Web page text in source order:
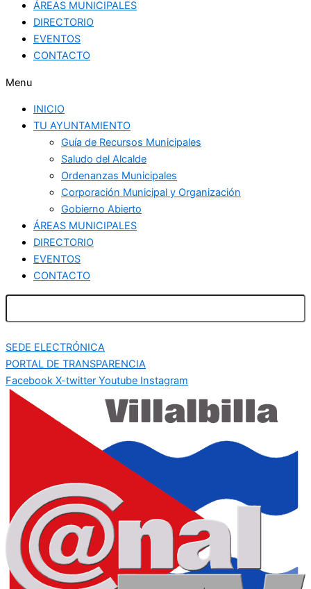
ÁREAS MUNICIPALES
DIRECTORIO
EVENTOS
CONTACTO
Menu
INICIO
TU AYUNTAMIENTO
Guía de Recursos Municipales
Saludo del Alcalde
Ordenanzas Municipales
Corporación Municipal y Organización
Gobierno Abierto
ÁREAS MUNICIPALES
DIRECTORIO
EVENTOS
CONTACTO
SEDE ELECTRÓNICA
PORTAL DE TRANSPARENCIA
Facebook X-twitter Youtube Instagram